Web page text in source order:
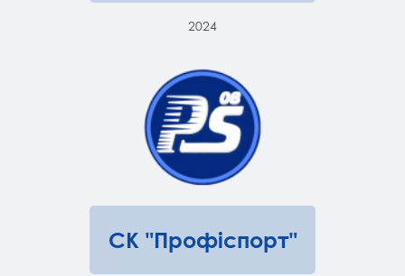
2024
СК "Профіспорт"